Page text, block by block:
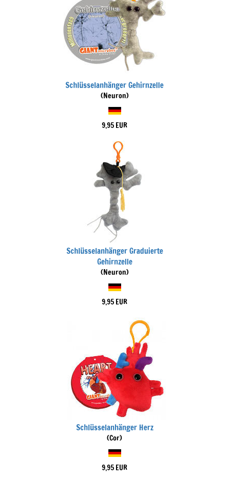
Schlüsselanhänger Gehirnzelle
(Neuron)
9,95 EUR
Schlüsselanhänger Graduierte
Gehirnzelle
(Neuron)
9,95 EUR
Schlüsselanhänger Herz
(Cor)
9,95 EUR